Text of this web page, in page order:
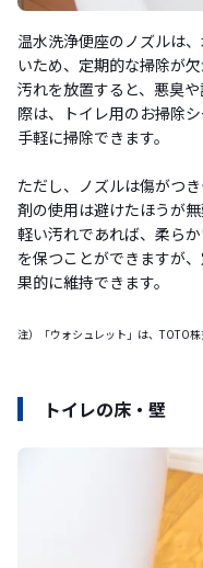
温水洗浄便座のノズルは
いため、定期的な掃除が欠
汚れを放置すると、悪臭
際は、トイレ用のお掃除
手軽に掃除できます。
ただし、ノズルは傷がつ
剤の使用は避けたほうが無
軽い汚れであれば、柔ら
を保つことができますが
果的に維持できます。
注）「ウォシュレット」は、TOTO株
トイレの床・壁